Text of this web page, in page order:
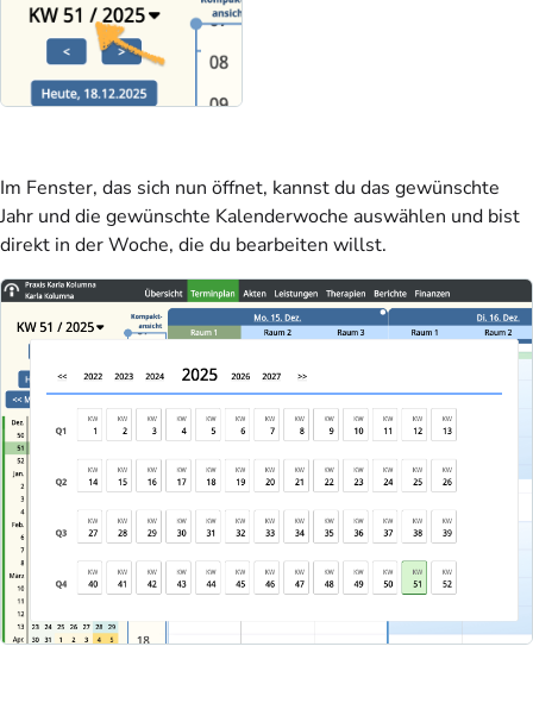
Im Fenster, das sich nun öffnet, kannst du das gewünschte
Jahr und die gewünschte Kalenderwoche auswählen und bist
direkt in der Woche, die du bearbeiten willst.